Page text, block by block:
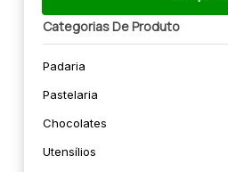
Categorias De Produto
Padaria
Pastelaria
Chocolates
Utensílios